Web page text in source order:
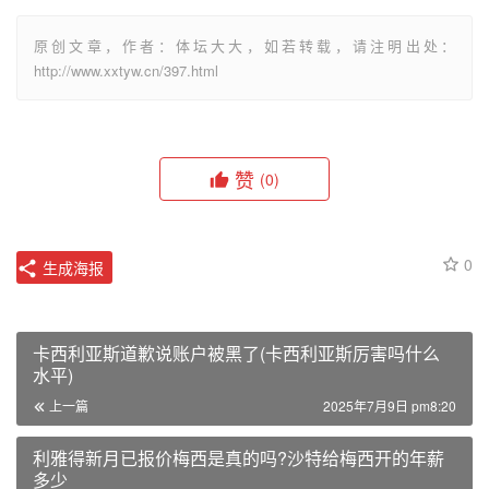
原创文章，作者：体坛大大，如若转载，请注明出处：
http://www.xxtyw.cn/397.html
赞 (0)
0
生成海报
卡西利亚斯道歉说账户被黑了(卡西利亚斯厉害吗什么
水平)
上一篇 2025年7月9日 pm8:20
利雅得新月已报价梅西是真的吗?沙特给梅西开的年薪
多少